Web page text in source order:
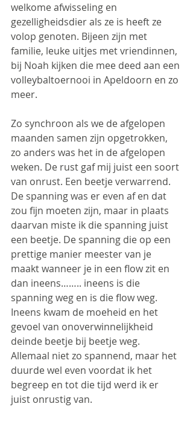
welkome afwisseling en
gezelligheidsdier als ze is heeft ze
volop genoten. Bijeen zijn met
familie, leuke uitjes met vriendinnen,
bij Noah kijken die mee deed aan een
volleybaltoernooi in Apeldoorn en zo
meer.
Zo synchroon als we de afgelopen
maanden samen zijn opgetrokken,
zo anders was het in de afgelopen
weken. De rust gaf mij juist een soort
van onrust. Een beetje verwarrend.
De spanning was er even af en dat
zou fijn moeten zijn, maar in plaats
daarvan miste ik die spanning juist
een beetje. De spanning die op een
prettige manier meester van je
maakt wanneer je in een flow zit en
dan ineens…….. ineens is die
spanning weg en is die flow weg.
Ineens kwam de moeheid en het
gevoel van onoverwinnelijkheid
deinde beetje bij beetje weg.
Allemaal niet zo spannend, maar het
duurde wel even voordat ik het
begreep en tot die tijd werd ik er
juist onrustig van.